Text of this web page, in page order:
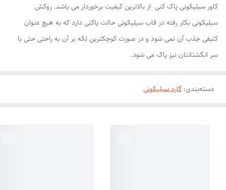
کاور سیلیکونی پاک کنی از بالاترین کیفیت برخوردار می باشد. روکش
سیلیکونی بکار رفته در قاب سیلیکونی حالت پاکنی دارد که به هیچ عنوان
کثیفی جذب آن نمی شود و در صورت کوچکترین لکه بر آن به راحتی حتی با
سر انگشتانتان نیز پاک می شود.
دسته‌بندی: گارد سیلیکونی